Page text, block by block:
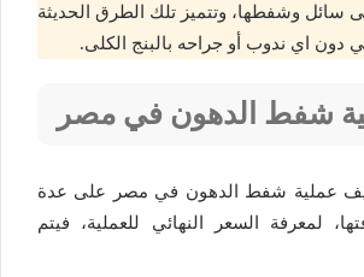
سائل وشفطها، وتتميز تلك الطرق الحديثة
دون اي ندوب أو جراحه بالبنج الكلى.
شفط الدهون في مصر
عملية شفط الدهون في مصر على عدة
لمعرفة السعر النهائي للعملية، فيتم